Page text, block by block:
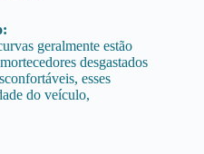
geralmente estão
desgastados
esses
do veículo,